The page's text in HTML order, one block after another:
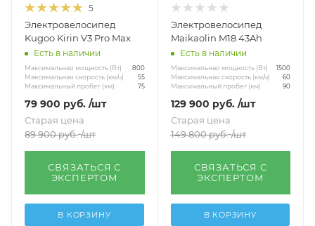
5
Электровелосипед
Kugoo Kirin V3 Pro Max
Есть в наличии
Максимальная мощность (Вт) 800
Максимальная скорость (км/ч) 55
Максимальный пробег (км) 75
79 900 руб. /шт
Старая цена
89 900руб. /шт
СВЯЗАТЬСЯ С
ЭКСПЕРТОМ
В КОРЗИНУ
Электровелосипед
Maikaolin M18 43Ah
Есть в наличии
Максимальная мощность (Вт) 1500
Максимальная скорость (км/ч) 60
Максимальный пробег (км) 90
129 900 руб. /шт
Старая цена
149 800руб. /шт
СВЯЗАТЬСЯ С
ЭКСПЕРТОМ
В КОРЗИНУ